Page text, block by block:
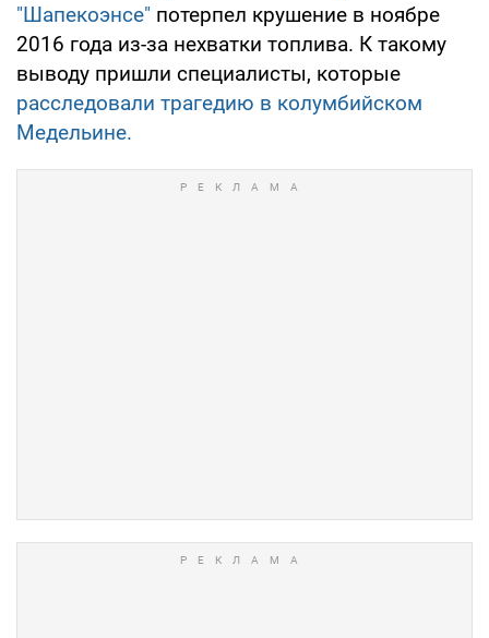
"Шапекоэнсе" потерпел крушение в ноябре
2016 года из-за нехватки топлива. К такому
выводу пришли специалисты, которые
расследовали трагедию в колумбийском
Медельине.